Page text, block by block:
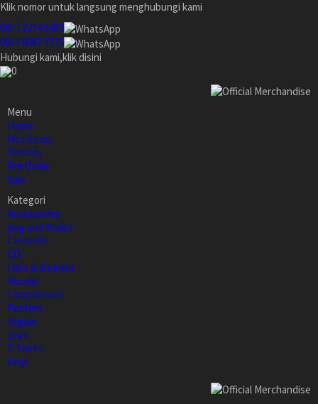
Klik nomor untuk langsung menghubungi kami
0877 2274 5432
0813 8087 7735
Hubungi kami,klik disini
0
Menu
Home
Hot Items
Terbaru
Pre Order
Sale
Kategori
Accessories
Bag and Wallet
Cassette
CD
Hats & Beanies
Hoodie
Longsleeves
Posters
Raglan
Shirt
T-Shirts
Vinyl